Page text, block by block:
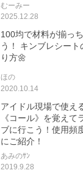
むーみー
2025.12.28
100均で材料が揃っ
う！ キンブレシート
り方🌼
ほの
2020.10.14
アイドル現場で使え
《コール》を覚えて
ブに行こう！使用頻
にご紹介！
あみのｻﾝ
2019.9.28